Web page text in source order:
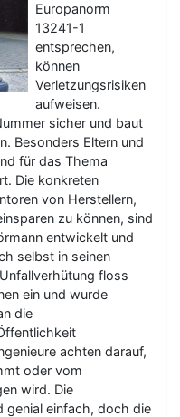
Europanorm
13241-1
entsprechen,
können
Verletzungsrisiken
aufweisen.
sicher und baut
Besonders Eltern und
für das Thema
Die konkreten
von Herstellern,
zu können, sind
entwickelt und
selbst in seinen
floss
ein und wurde
die
achten darauf,
oder vom
wird. Die
genial einfach, doch die